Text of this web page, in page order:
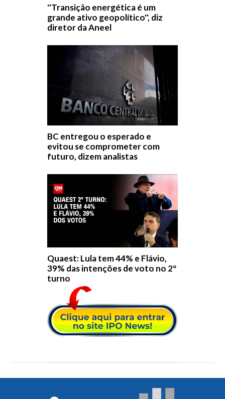
''Transição energética é um
grande ativo geopolítico'', diz
diretor da Aneel
BC entregou o esperado e
evitou se comprometer com
futuro, dizem analistas
Quaest: Lula tem 44% e Flávio,
39% das intenções de voto no 2º
turno